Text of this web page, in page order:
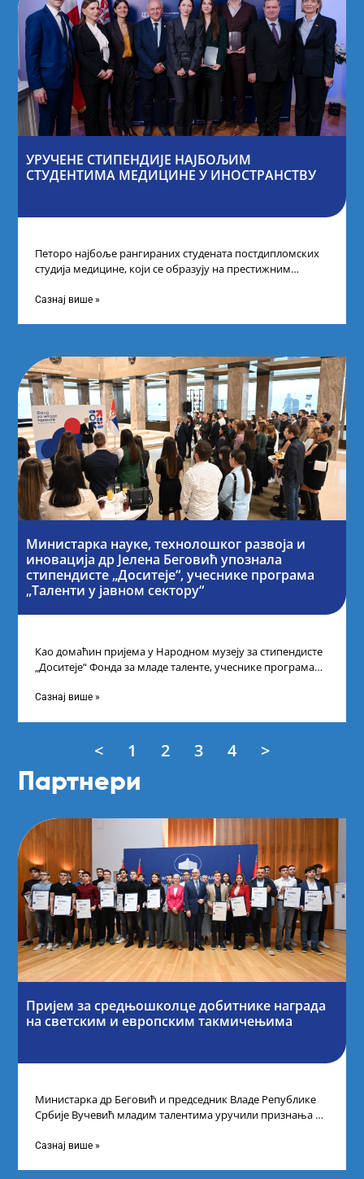
УРУЧЕНЕ СТИПЕНДИЈЕ НАЈБОЉИМ
СТУДЕНТИМА МЕДИЦИНЕ У ИНОСТРАНСТВУ
Петоро најбоље рангираних студената постдипломских
студија медицине, који се образују на престижним
стипендије од
Сазнај више »
Министарка науке, технолошког развоја и
иновација др Јелена Беговић упознала
стипендисте „Доситеје“, учеснике програма
„Таленти у јавном сектору“
Као домаћин пријема у Народном музеју за стипендисте
„Доситеје“ Фонда за младе таленте, учеснике програма
Сазнај више »
< 1 2 3 4 >
Партнери
Пријем за средњошколце добитнике награда
на светским и европским такмичењима
Министарка др Беговић и председник Владе Републике
Србије Вучевић младим талентима уручили признања У
Сазнај више »